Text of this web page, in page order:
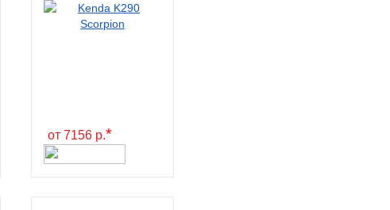
от 7156 р.*